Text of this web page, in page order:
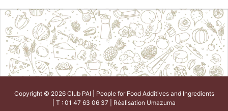
Copyright © 2026 Club PAI | People for Food Additives and Ingredients
| T : 01 47 63 06 37 | Réalisation Umazuma